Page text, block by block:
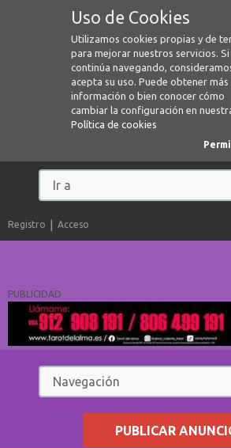
Uso de Cookies
Utilizamos cookies propias y de
para mejorar nuestros servicios. Si
continúa navegando,
acepta su uso. Puede obtener más
información o bien conocer cómo
cambiar la configuración en
Política de cookies
Registro Acceso
PUBLICIDAD
PUBLICAR